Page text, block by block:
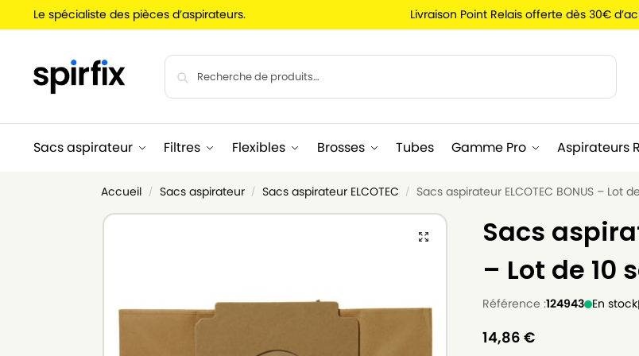
Le spécialiste des pièces d’aspirateurs. Livraison Point Relais offerte dès 30€
Sacs aspirateur Filtres Flexibles Brosses Tubes Gamme Pro Aspirateurs
Accueil / Sacs aspirateur / Sacs aspirateur ELCOTEC / Sacs aspirateur ELCOTEC BONUS – Lot
Sacs
– Lot de 10
Référence :124943 En stock
14,86 €